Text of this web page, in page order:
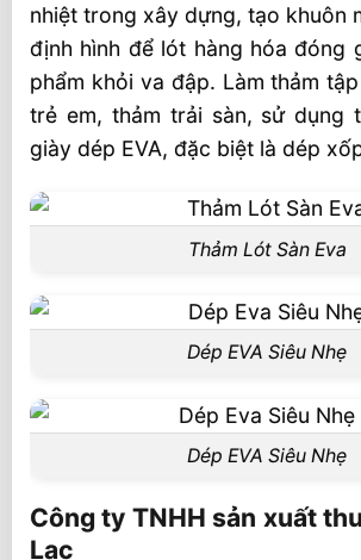
nhiệt trong xây dựng, tạo khuôn
định hình để lót hàng hóa đóng
phẩm khỏi va đập. Làm thảm
trẻ em, thảm trải sàn, sử dụng
giày dép EVA, đặc biệt là dép
Thảm Lót Sàn Eva
Dép EVA Siêu Nhẹ
Dép EVA Siêu Nhẹ
Công ty TNHH sản xuất
Lạc